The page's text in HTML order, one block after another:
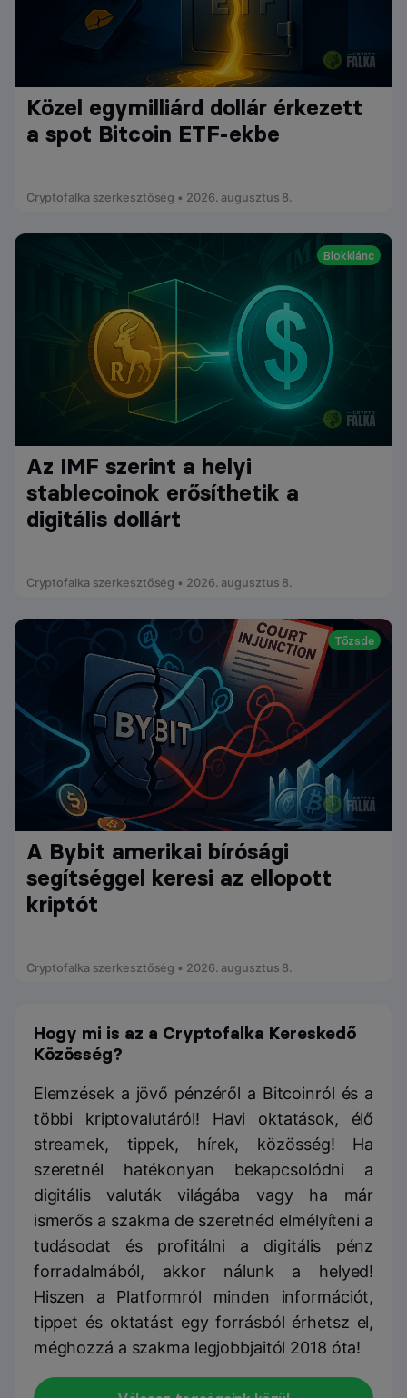
Közel egymilliárd dollár érkezett
a spot Bitcoin ETF-ekbe
Cryptofalka szerkesztőség • 2026. augusztus 8.
Blokklánc
Az IMF szerint a helyi
stablecoinok erősíthetik a
digitális dollárt
Cryptofalka szerkesztőség • 2026. augusztus 8.
Tőzsde
A Bybit amerikai bírósági
segítséggel keresi az ellopott
kriptót
Cryptofalka szerkesztőség • 2026. augusztus 8.
Hogy mi is az a Cryptofalka Kereskedő
Közösség?
Elemzések a jövő pénzéről a Bitcoinról és a
többi kriptovalutáról! Havi oktatások, élő
streamek, tippek, hírek, közösség! Ha
szeretnél hatékonyan bekapcsolódni a
digitális valuták világába vagy ha már
ismerős a szakma de szeretnéd elmélyíteni a
tudásodat és profitálni a digitális pénz
forradalmából, akkor nálunk a helyed!
Hiszen a Platformról minden információt,
tippet és oktatást egy forrásból érhetsz el,
méghozzá a szakma legjobbjaitól 2018 óta!